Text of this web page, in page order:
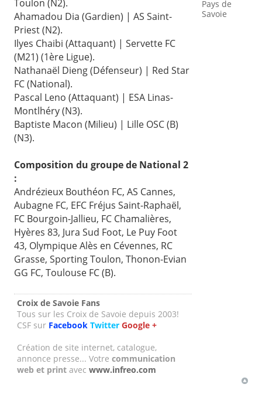
Toulon (N2).
Ahamadou Dia (Gardien) | AS Saint-
Priest (N2).
Ilyes Chaibi (Attaquant) | Servette FC
(M21) (1ère Ligue).
Nathanaël Dieng (Défenseur) | Red Star
FC (National).
Pascal Leno (Attaquant) | ESA Linas-
Montlhéry (N3).
Baptiste Macon (Milieu) | Lille OSC (B)
(N3).
Composition du groupe de National 2
:
Andrézieux Bouthéon FC, AS Cannes,
Aubagne FC, EFC Fréjus Saint-Raphaël,
FC Bourgoin-Jallieu, FC Chamalières,
Hyères 83, Jura Sud Foot, Le Puy Foot
43, Olympique Alès en Cévennes, RC
Grasse, Sporting Toulon, Thonon-Evian
GG FC, Toulouse FC (B).
Croix de Savoie Fans
Tous sur les Croix de Savoie depuis 2003!
CSF sur Facebook Twitter Google +
Création de site internet, catalogue,
annonce presse... Votrecommunication
web et print avecwww.infreo.com
Pays de
Savoie